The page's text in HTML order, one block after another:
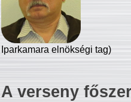
Iparkamara elnökségi tag)
A verseny